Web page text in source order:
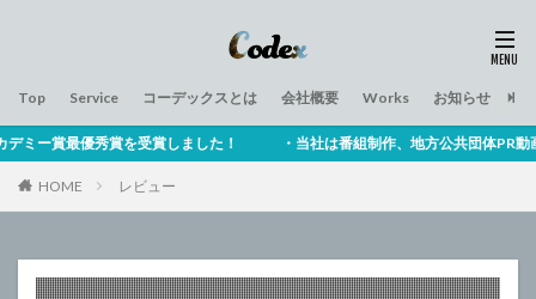
Top Service コーデックスとは 会社概要 Works お知らせ
ー賞最優秀賞を受賞しました！ ・当社は番組制作、地方公共団体PR動画
HOME レビュー